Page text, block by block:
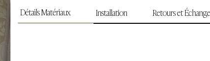
Détails Matériaux Installation Retours et